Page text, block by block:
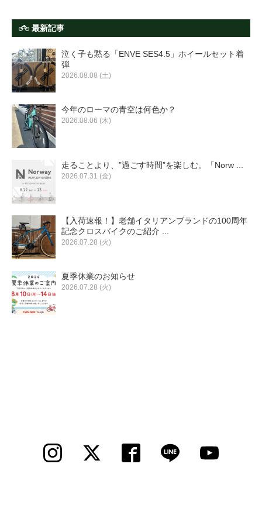
最新記事
泣く子も黙る「ENVE SES4.5」ホイールセット着
弾
2026.08.08 (土)
今年のローマの青空は何色か？
2026.08.06 (木)
走ることより、”過ごす時間”を楽しむ。「Norw ...
2026.07.31 (金)
【入荷速報！】老舗イタリアンブランドの100周年
記念クロスバイクのご紹介 ...
2026.07.28 (火)
夏季休業のお知らせ
2026.07.28 (火)